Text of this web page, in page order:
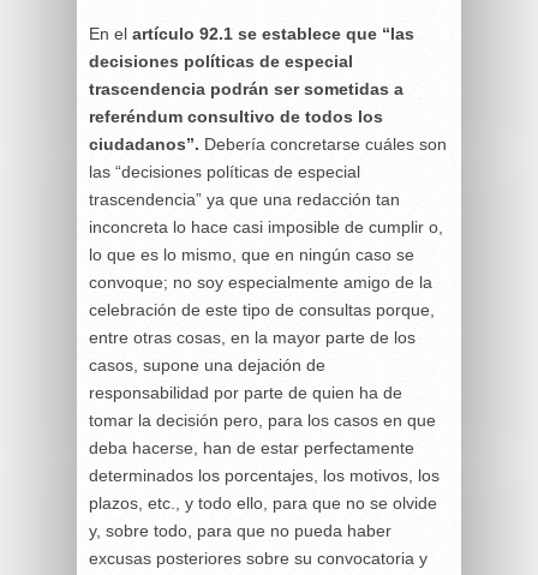
En el artículo 92.1 se establece que “las
decisiones políticas de especial
trascendencia podrán ser sometidas a
referéndum consultivo de todos los
ciudadanos”. Debería concretarse cuáles son
las “decisiones políticas de especial
trascendencia” ya que una redacción tan
inconcreta lo hace casi imposible de cumplir o,
lo que es lo mismo, que en ningún caso se
convoque; no soy especialmente amigo de la
celebración de este tipo de consultas porque,
entre otras cosas, en la mayor parte de los
casos, supone una dejación de
responsabilidad por parte de quien ha de
tomar la decisión pero, para los casos en que
deba hacerse, han de estar perfectamente
determinados los porcentajes, los motivos, los
plazos, etc., y todo ello, para que no se olvide
y, sobre todo, para que no pueda haber
excusas posteriores sobre su convocatoria y